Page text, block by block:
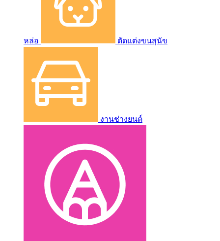
หล่อ ตัดแต่งขนสุนัข
งานช่างยนต์